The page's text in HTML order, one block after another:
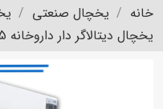
خانه یخچال صنعتی
یخچال دیتالاگر دار داروخانه 65 سانتی